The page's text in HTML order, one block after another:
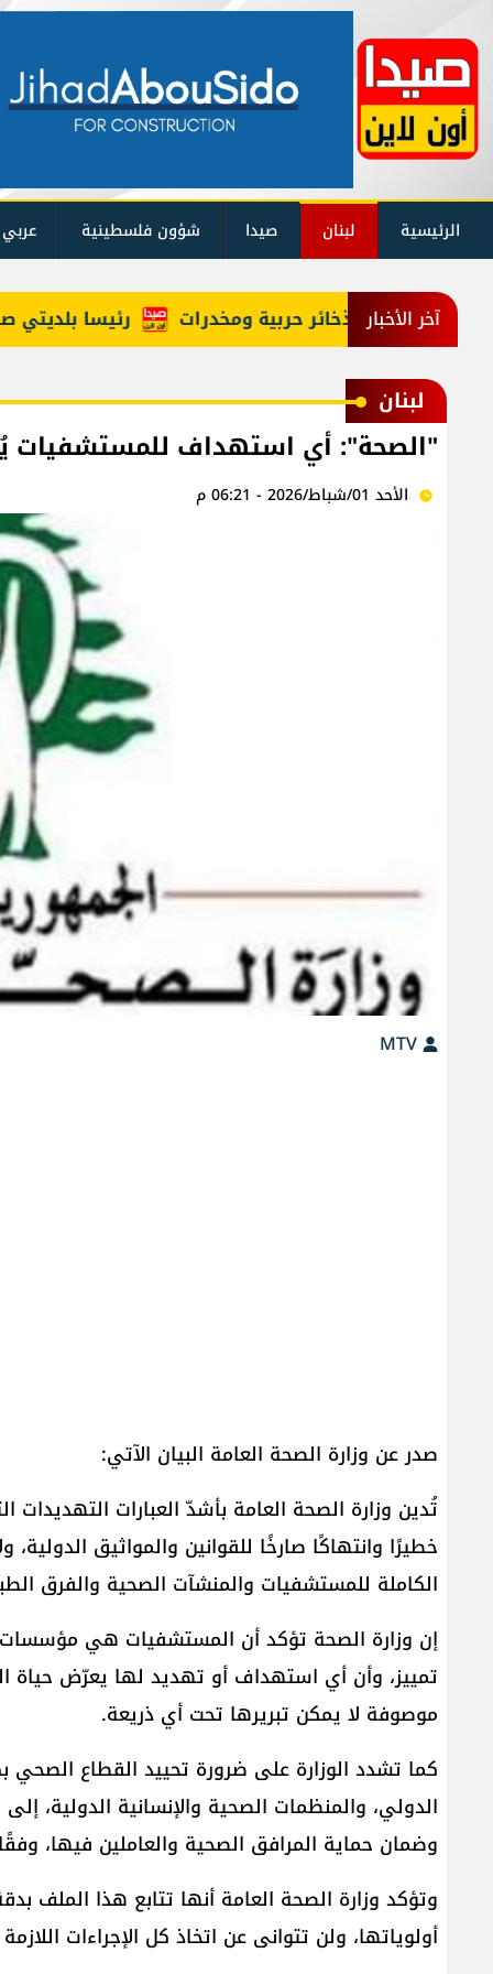
الرئيسية لبنان صيدا شؤون فلسطينية
آخر الأخبار رئيسا بلديتي
لبنان
"الصحة": أي استهداف
الأحد 01/شباط/2026 - 06:21 م
صدر عن وزارة الصحة العامة البيان الآتي:
تُدين وزارة الصحة العامة بأشدّ العبارات
خطيرًا وانتهاكًا صارخًا للقوانين والمواثيق
الكاملة للمستشفيات والمنشآت الصحية والفرق
إن وزارة الصحة تؤكد أن المستشفيات هي مؤسسات
تمييز، وأن أي استهداف أو تهديد لها يعرّض حياة
موصوفة لا يمكن تبريرها تحت أي ذريعة.
كما تشدد الوزارة على ضرورة تحييد القطاع الصحي
الدولي، والمنظمات الصحية والإنسانية
وضمان حماية المرافق الصحية والعاملين فيها،
وتؤكد وزارة الصحة العامة أنها تتابع هذا
أولوياتها، ولن تتوانى عن اتخاذ كل الإجراءات